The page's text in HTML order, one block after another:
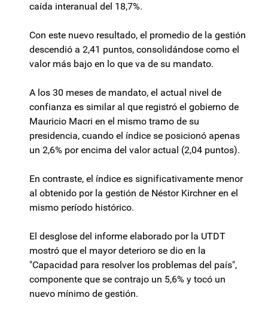
caída interanual del 18,7%.
Con este nuevo resultado, el promedio de la gestión
descendió a 2,41 puntos, consolidándose como el
valor más bajo en lo que va de su mandato.
A los 30 meses de mandato, el actual nivel de
confianza es similar al que registró el gobierno de
Mauricio Macri en el mismo tramo de su
presidencia, cuando el índice se posicionó apenas
un 2,6% por encima del valor actual (2,04 puntos).
En contraste, el índice es significativamente menor
al obtenido por la gestión de Néstor Kirchner en el
mismo período histórico.
El desglose del informe elaborado por la UTDT
mostró que el mayor deterioro se dio en la
"Capacidad para resolver los problemas del país",
componente que se contrajo un 5,6% y tocó un
nuevo mínimo de gestión.